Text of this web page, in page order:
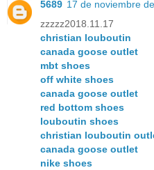
5689 17 de noviembre
zzzzz2018.11.17
christian louboutin
canada goose outlet
mbt shoes
off white shoes
canada goose outlet
red bottom shoes
louboutin shoes
christian louboutin
canada goose outlet
nike shoes